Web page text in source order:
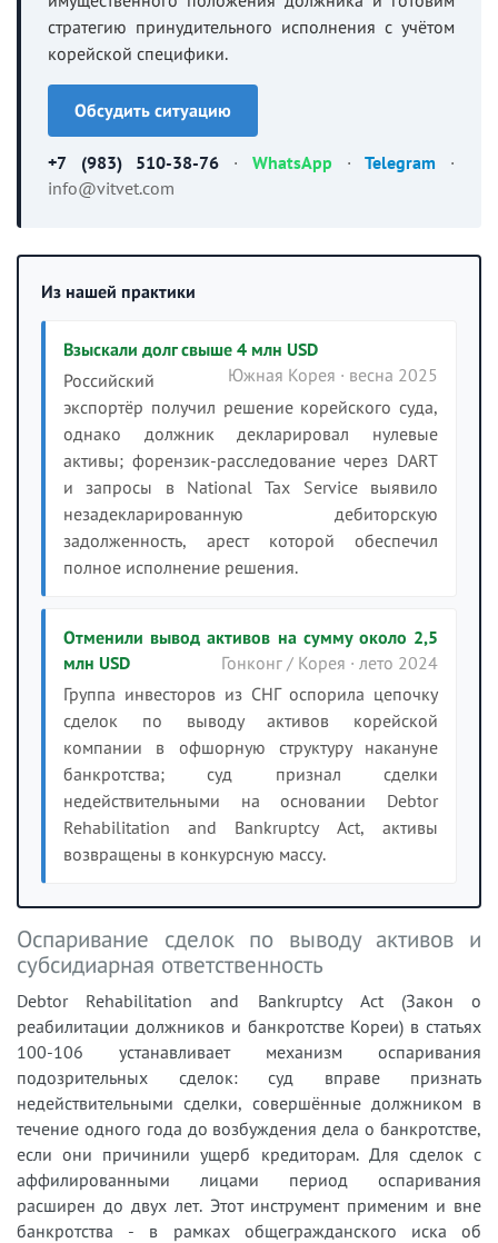
стратегию принудительного исполнения с учётом
корейской специфики.
Обсудить ситуацию
+7 (983) 510-38-76 · WhatsApp ·Telegram ·
info@vitvet.com
Из нашей практики
Взыскали долг свыше 4 млн USD
Южная Корея · весна 2025
Российский
экспортёр получил решение корейского суда,
однако должник декларировал нулевые
активы; форензик-расследование через DART
и запросы в National Tax Service выявило
незадекларированную дебиторскую
задолженность, арест которой обеспечил
полное исполнение решения.
Отменили вывод активов на сумму около 2,5
млн USD
Гонконг / Корея · лето 2024
Группа инвесторов из СНГ оспорила цепочку
сделок по выводу активов корейской
компании в офшорную структуру накануне
банкротства; суд признал сделки
недействительными на основании Debtor
Rehabilitation and Bankruptcy Act, активы
возвращены в конкурсную массу.
Оспаривание сделок по выводу активов и
субсидиарная ответственность
Debtor Rehabilitation and Bankruptcy Act (Закон о
реабилитации должников и банкротстве Кореи) в статьях
100-106 устанавливает механизм оспаривания
подозрительных сделок: суд вправе признать
недействительными сделки, совершённые должником в
течение одного года до возбуждения дела о банкротстве,
если они причинили ущерб кредиторам. Для сделок с
аффилированными лицами период оспаривания
расширен до двух лет. Этот инструмент применим и вне
банкротства - в рамках общегражданского иска об